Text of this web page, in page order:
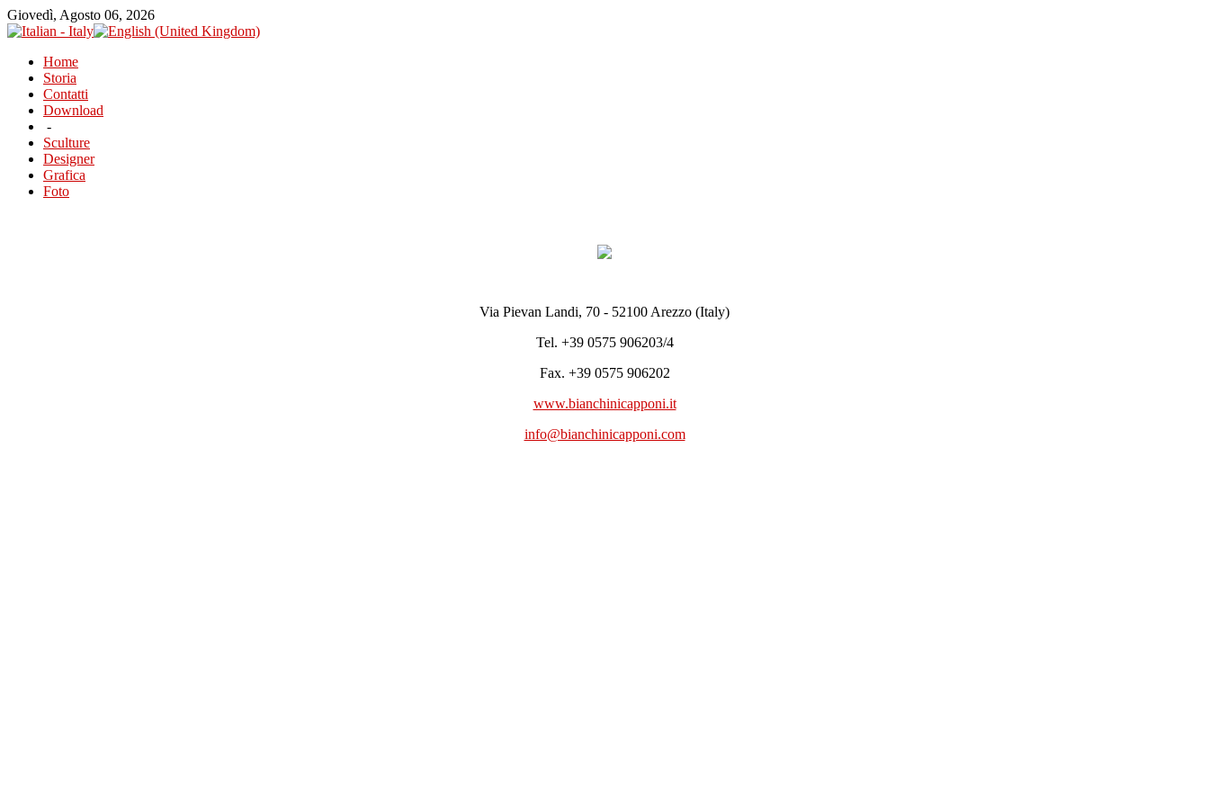
Giovedì, Agosto 06, 2026
Home
Storia
Contatti
Download
-
Sculture
Designer
Grafica
Foto
Via Pievan Landi, 70 - 52100 Arezzo (Italy)
Tel. +39 0575 906203/4
Fax. +39 0575 906202
www.bianchinicapponi.it
info@bianchinicapponi.com